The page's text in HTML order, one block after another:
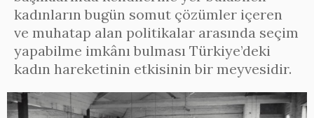
kadınların bugün somut çözümler içeren
ve muhatap alan politikalar arasında seçim
yapabilme imkânı bulması Türkiye’deki
kadın hareketinin etkisinin bir meyvesidir.